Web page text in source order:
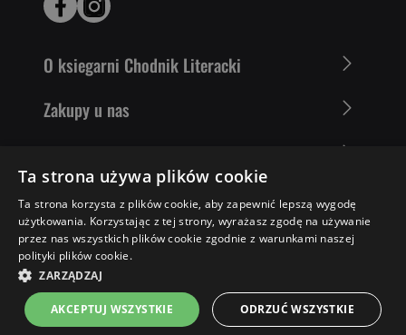
31,50 ZŁ
O ksiegarni Chodnik Literacki
Zakupy u nas
Literaci polecają
Ta strona używa plików cookie
Ta strona korzysta z plików cookie, aby zapewnić lepszą wygodę
użytkowania. Korzystając z tej strony, wyrażasz zgodę na używanie
przez nas wszystkich plików cookie zgodnie z warunkami naszej
polityki plików cookie.
ZARZĄDZAJ
AKCEPTUJ WSZYSTKIE ODRZUĆ WSZYSTKIE